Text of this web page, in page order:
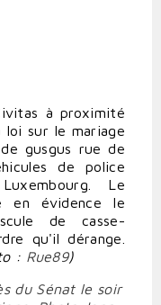
à proximité
sur le mariage
gusgus rue de
de police
Le
en évidence le
de casse-
qu'il dérange.
: Rue89)